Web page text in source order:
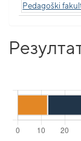
Pedagoški